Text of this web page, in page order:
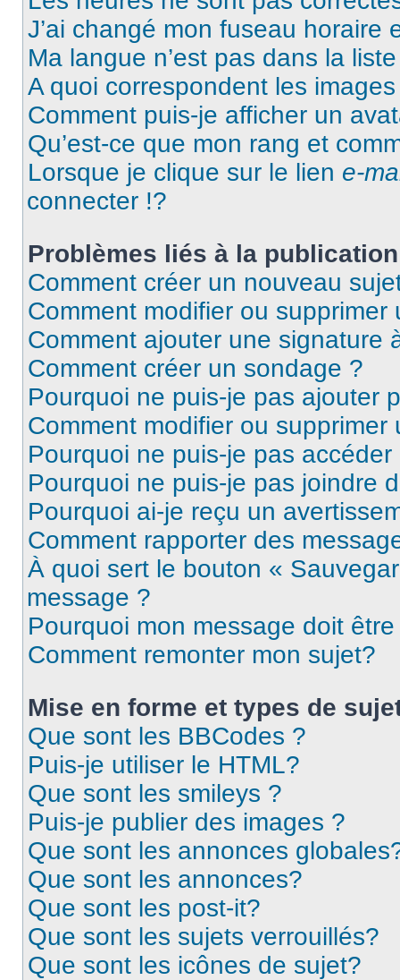
J’ai changé mon fuseau horaire
Ma langue n’est pas dans la
A quoi correspondent les
Comment puis-je afficher un
Qu’est-ce que mon rang et
Lorsque je clique sur le lien e-
connecter !?
Problèmes liés à la
Comment créer un nouveau
Comment modifier ou supprimer
Comment ajouter une signature
Comment créer un sondage ?
Pourquoi ne puis-je pas ajouter
Comment modifier ou supprimer
Pourquoi ne puis-je pas
Pourquoi ne puis-je pas joindre
Pourquoi ai-je reçu un
Comment rapporter des
À quoi sert le bouton «
message ?
Pourquoi mon message doit
Comment remonter mon sujet?
Mise en forme et types de
Que sont les BBCodes ?
Puis-je utiliser le HTML?
Que sont les smileys ?
Puis-je publier des images ?
Que sont les annonces
Que sont les annonces?
Que sont les post-it?
Que sont les sujets verrouillés?
Que sont les icônes de sujet?